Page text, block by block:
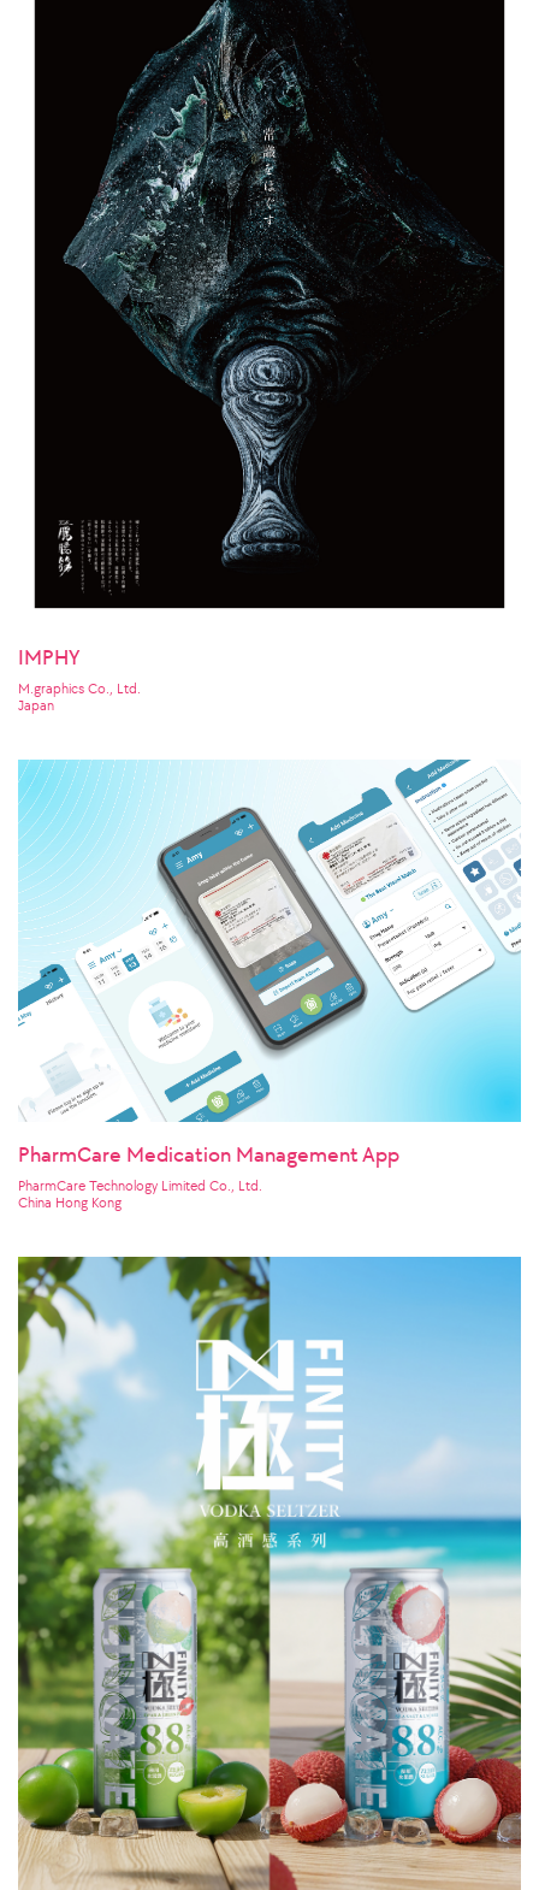
IMPHY
M.graphics Co., Ltd.
Japan
PharmCare Medication Management App
PharmCare Technology Limited Co., Ltd.
China Hong Kong